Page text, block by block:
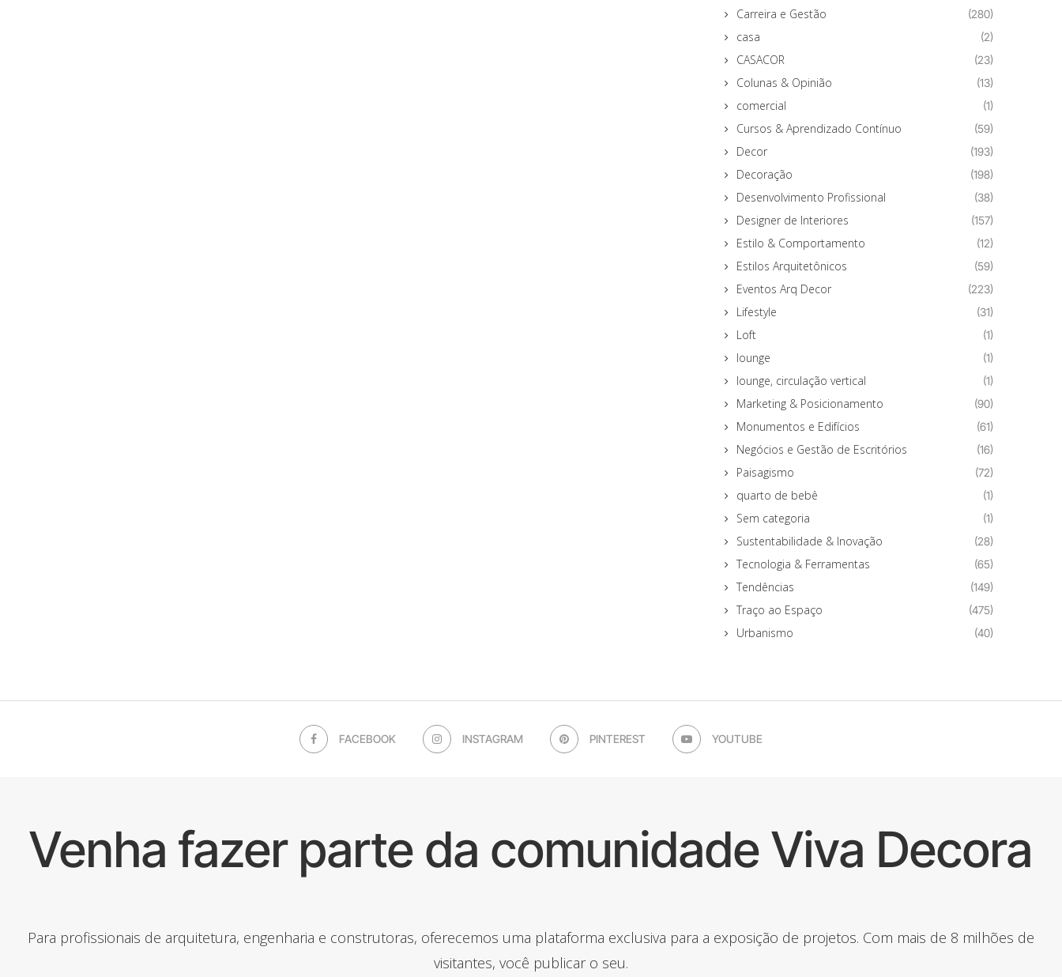
Carreira e Gestão (280)
casa (2)
CASACOR (23)
Colunas & Opinião (13)
comercial (1)
Cursos & Aprendizado Contínuo (59)
Decor (193)
Decoração (198)
Desenvolvimento Profissional (38)
Designer de Interiores (157)
Estilo & Comportamento (12)
Estilos Arquitetônicos (59)
Eventos Arq Decor (223)
Lifestyle (31)
Loft (1)
lounge (1)
lounge, circulação vertical (1)
Marketing & Posicionamento (90)
Monumentos e Edifícios (61)
Negócios e Gestão de Escritórios (16)
Paisagismo (72)
quarto de bebê (1)
Sem categoria (1)
Sustentabilidade & Inovação (28)
Tecnologia & Ferramentas (65)
Tendências (149)
Traço ao Espaço (475)
Urbanismo (40)
FACEBOOK INSTAGRAM PINTEREST YOUTUBE
Venha fazer parte da comunidade Viva Decora
Para profissionais de arquitetura, engenharia e construtoras, oferecemos uma plataforma exclusiva para a exposição de projetos. Com mais de 8 milhões de
visitantes, você publicar o seu.